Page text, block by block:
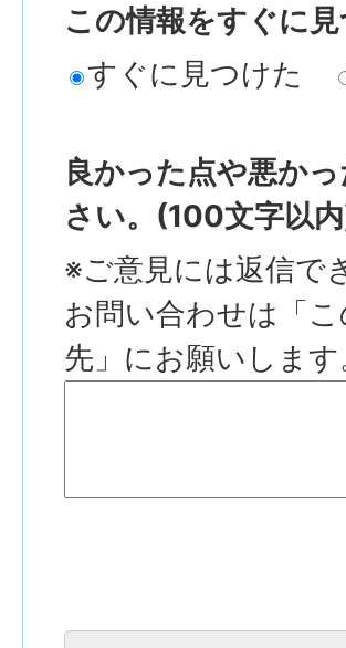
この情報をすぐに
すぐに見つけた
良かった点や悪か
さい。(100文字以
※ご意見には返信で
お問い合わせは「
先」にお願いします